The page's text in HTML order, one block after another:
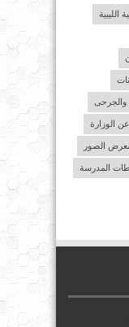
الليبية
عن الوزارة
الصور
المدرسة